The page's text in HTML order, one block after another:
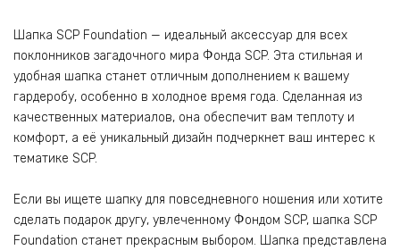
Шапка SCP Foundation — идеальный аксессуар для всех
поклонников загадочного мира Фонда SCP. Эта стильная и
удобная шапка станет отличным дополнением к вашему
гардеробу, особенно в холодное время года. Сделанная из
качественных материалов, она обеспечит вам теплоту и
комфорт, а её уникальный дизайн подчеркнет ваш интерес к
тематике SCP.
Если вы ищете шапку для повседневного ношения или хотите
сделать подарок другу, увлеченному Фондом SCP, шапка SCP
Foundation станет прекрасным выбором. Шапка представлена